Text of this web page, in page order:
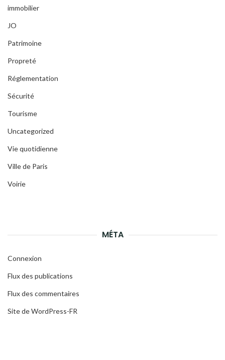
immobilier
JO
Patrimoine
Propreté
Réglementation
Sécurité
Tourisme
Uncategorized
Vie quotidienne
Ville de Paris
Voirie
MÉTA
Connexion
Flux des publications
Flux des commentaires
Site de WordPress-FR